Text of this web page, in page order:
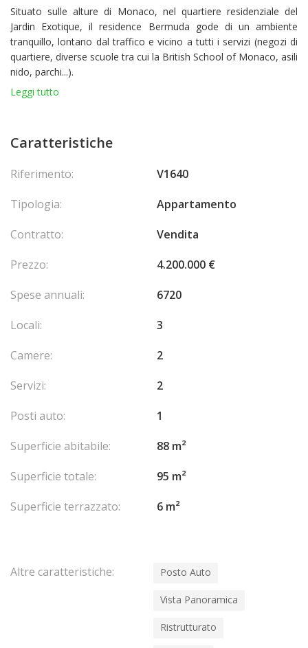
Situato sulle alture di Monaco, nel quartiere residenziale del
Jardin Exotique, il residence Bermuda gode di un ambiente
tranquillo, lontano dal traffico e vicino a tutti i servizi (negozi di
quartiere, diverse scuole tra cui la British School of Monaco, asili
nido, parchi...).
Bellissimo trilocale in perfette condizioni, composto da un
ingresso, un luminoso soggiorno con cucina completamente
sulla città e sul mare. La sua esposizione angolare e doppia, con
durante tutta la giornata.
opportunità sia come residenza che come investimento
Un posto auto al Patio Palace è disponibile come opzione al
Leggi tutto
Caratteristiche
Riferimento:
V1640
Tipologia:
Appartamento
Contratto:
Vendita
Prezzo:
4.200.000 €
Spese annuali:
6720
Locali:
3
Camere:
2
Servizi:
2
Posti auto:
1
Superficie abitabile:
88 m²
Superficie totale:
95 m²
Superficie terrazzato:
6 m²
Altre caratteristiche: Posto Auto
Vista Panoramica
Ristrutturato